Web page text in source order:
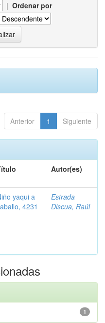
| Ordenar por
Anterior 1 Siguiente
Autor(es)
yaqui a
4231
Estrada
Discua, Raúl
1